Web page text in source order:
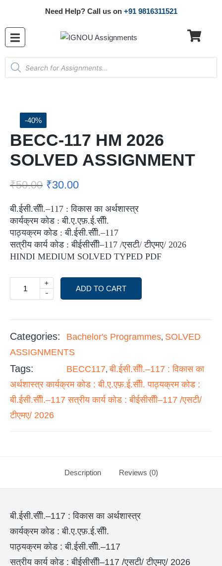
Need Help? Call us on +91 9816311521
-40%
BECC-117 HM 2026
SOLVED ASSIGNMENT
₹50.00 ₹30.00
बी.ईसी.सीी.–117 : विकास का अर्थशास्त्र
कार्यक्रम कोड : बी.ए.एफ़.ई.सीी.
पाठ्यक्रम कोड : बी.ईसी.सीी.–117
सत्रीय कार्य कोड : बीईसीसीी–117 /एसटी/ टीएमए/ 2026
HINDI MEDIUM SOLVED TYPED PDF
-
+
ADD TO CART
Categories: Bachelor's Programmes, SOLVED
ASSIGNMENTS
Tags: BECC117,बी.ईसी.सीी.–117 : विकास का
अर्थशास्त्र कार्यक्रम कोड : बी.ए.एफ़.ई.सीी. पाठ्यक्रम कोड :
बी.ईसी.सीी.–117 सत्रीय कार्य कोड : बीईसीसीी–117 /एसटी/
टीएमए/ 2026
Description Reviews (0)
बी.ईसी.सीी.–117 : विकास का अर्थशास्त्र
कार्यक्रम कोड : बी.ए.एफ़.ई.सीी.
पाठ्यक्रम कोड : बी.ईसी.सीी.–117
सत्रीय कार्य कोड : बीईसीसीी–117 /एसटी/ टीएमए/ 2026